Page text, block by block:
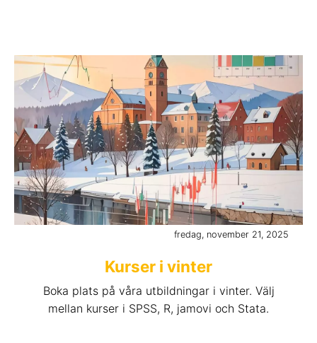
fredag, november 21, 2025
Kurser i vinter
Boka plats på våra utbildningar i vinter. Välj
mellan kurser i SPSS, R, jamovi och Stata.